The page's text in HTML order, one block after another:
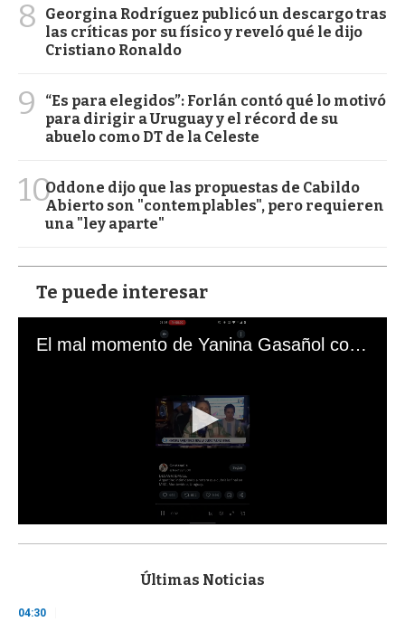
8
Georgina Rodríguez publicó un descargo tras
las críticas por su físico y reveló qué le dijo
Cristiano Ronaldo
9
“Es para elegidos”: Forlán contó qué lo motivó
para dirigir a Uruguay y el récord de su
abuelo como DT de la Celeste
10Oddone dijo que las propuestas de Cabildo
Abierto son "contemplables", pero requieren
una "ley aparte"
Te puede interesar
El mal momento de Yanina Gasañol con un hincha argentino en "Subrayado"
s
d
Últimas Noticias
04:30